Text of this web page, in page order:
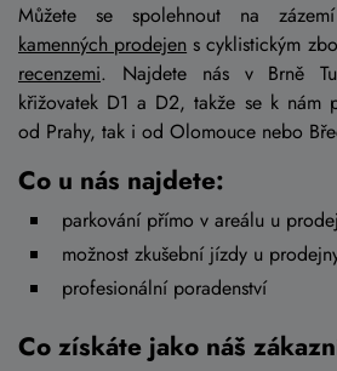
Můžete se spolehnout na
kamenných prodejen s cyklistickým
recenzemi. Najdete nás v Brně
křižovatek D1 a D2, takže se k nám
od Prahy, tak i od Olomouce nebo
Co u nás najdete:
parkování přímo v areálu u
možnost zkušební jízdy u
profesionální poradenství
Co získáte jako náš